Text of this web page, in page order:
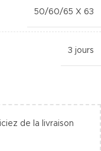
50/60/65 X 63
3 jours
de la livraison